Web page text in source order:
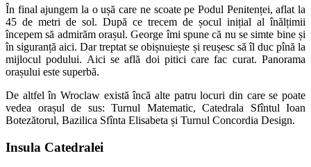
În final ajungem la o ușă care ne scoate pe Podul Penitenței, aflat la
45 de metri de sol. După ce trecem de șocul inițial al înălțimii
începem să admirăm orașul. George îmi spune că nu se simte bine și
în siguranță aici. Dar treptat se obișnuiește și reușesc să îl duc pînă la
mijlocul podului. Aici se află doi pitici care fac curat. Panorama
orașului este superbă.
De altfel în Wroclaw există încă alte patru locuri din care se poate
vedea orașul de sus: Turnul Matematic, Catedrala Sfîntul Ioan
Botezătorul, Bazilica Sfînta Elisabeta și Turnul Concordia Design.
Insula Catedralei